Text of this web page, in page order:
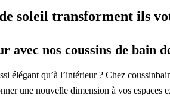
soleil transforment ils
avec nos coussins de bain
élégant qu’à l’intérieur ? Chez
une nouvelle dimension à vos espaces